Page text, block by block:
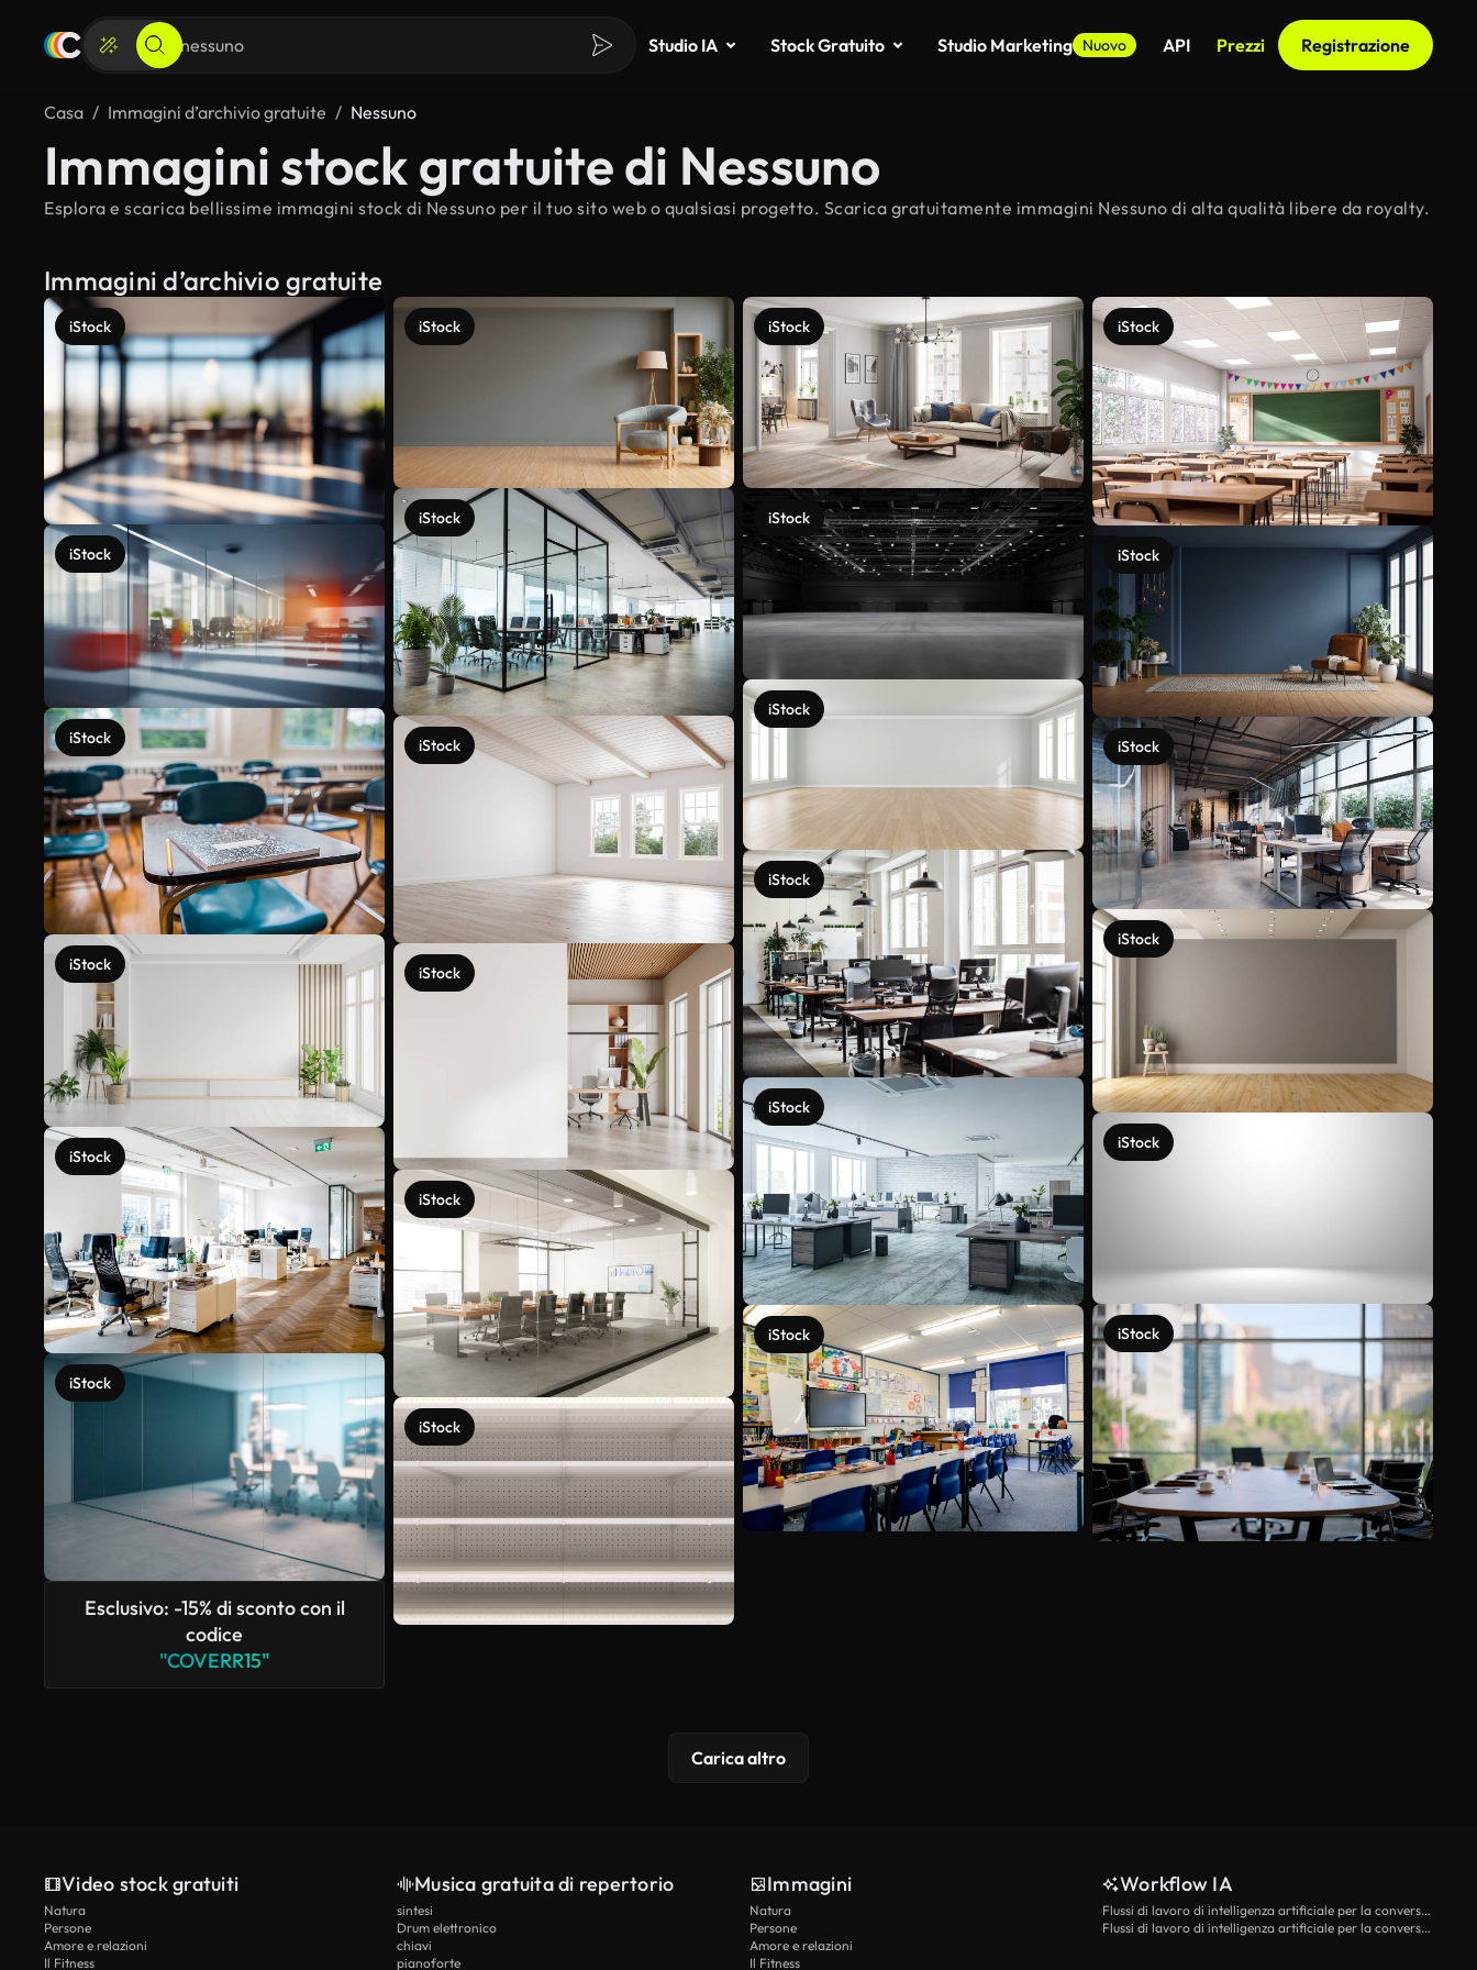
Studio IA Stock Gratuito Studio Marketing Nuovo API Prezzi Registrazione
Casa Immagini d’archivio gratuite Nessuno
Immagini stock gratuite di Nessuno
Esplora e scarica bellissime immagini stock di Nessuno per il tuo sito web o qualsiasi progetto. Scarica gratuitamente immagini Nessuno di alta qualità libere da royalty.
Immagini d’archivio gratuite
iStock
iStock
iStock
iStock
iStock
iStock
Esclusivo: -15% di sconto con il
codice
"COVERR15"
iStock
iStock
iStock
iStock
iStock
iStock
iStock
iStock
iStock
iStock
iStock
iStock
iStock
iStock
iStock
iStock
iStock
iStock
Carica altro
Video stock gratuiti
Natura
Persone
Amore e relazioni
Il Fitness
Musica gratuita di repertorio
sintesi
Drum elettronico
chiavi
pianoforte
Immagini
Natura
Persone
Amore e relazioni
Il Fitness
Workflow IA
Flussi di lavoro di intelligenza artificiale per la conversione da testo a video
Flussi di lavoro di intelligenza artificiale per la conversione di immagini in video